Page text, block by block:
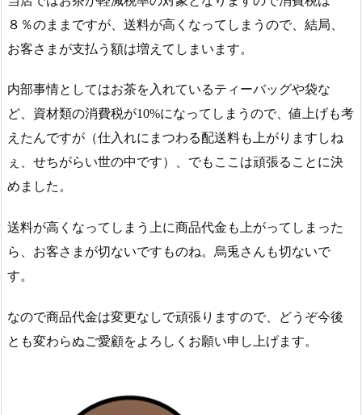
８％のままですが、送料が高くなってしまうので、結局、
お客さまが支払う額は増えてしまいます。
内部事情としてはお茶を入れているティーバッグや袋な
ど、資材類の消費税が10%になってしまうので、値上げも考
えたんですが（仕入れにまつわる配送料も上がりますしね
ぇ、せちがらい世の中です）、でもここは頑張ることに決
めました。
送料が高くなってしまう上に商品代金も上がってしまった
ら、お客さまが切ないですものね。烏兎さんも切ないで
す。
なので商品代金は変更なしで頑張りますので、どうぞ今後
とも変わらぬご愛顧をよろしくお願い申し上げます。